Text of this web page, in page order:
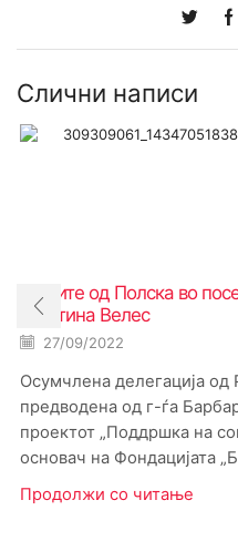
Слични написи
Гостите од Полска во
Општина Велес
27/09/2022
Осумчлена делегација од
предводена од г-ѓа
проектот „Поддршка на
основач на Фондацијата
Продолжи со читање